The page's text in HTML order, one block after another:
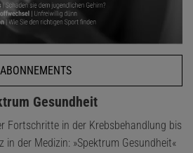
ABONNEMENTS
Gesundheit
Fortschritte in der Krebsbehandlung bis
in der Medizin: »Spektrum Gesundheit«